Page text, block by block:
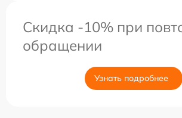
Скидка -10% при
обращении
Узнать подробнее